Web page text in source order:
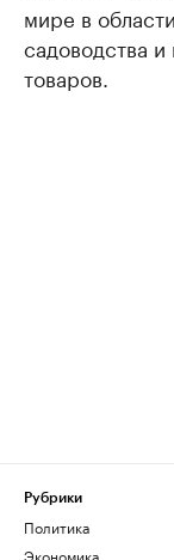
мире в
садоводства
товаров.
Рубрики
Политика
Экономика